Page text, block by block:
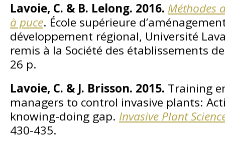
Lavoie, C. & B. Lelong. 2016. Méthodes
à puce. École supérieure
développement régional, Université
remis à la Société des établissements
26 p.
Lavoie, C. & J. Brisson. 2015. Training
managers to control invasive plants:
knowing-doing gap. Invasive Plant
430-435.